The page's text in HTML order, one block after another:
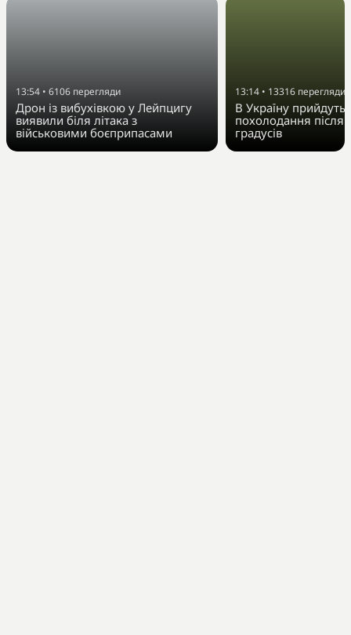
13:54 • 6106 перегляди
Дрон із вибухівкою у Лейпцигу
виявили біля літака з
військовими боєприпасами
13:14 • 13316 перегляди
В Україну прийдуть
похолодання після
градусів